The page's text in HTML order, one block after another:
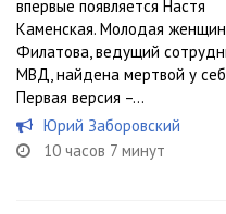
впервые появляется Настя
Каменская. Молодая
Филатова, ведущий
МВД, найдена мертвой у
Первая версия –...
Юрий Заборовский
10 часов 7 минут